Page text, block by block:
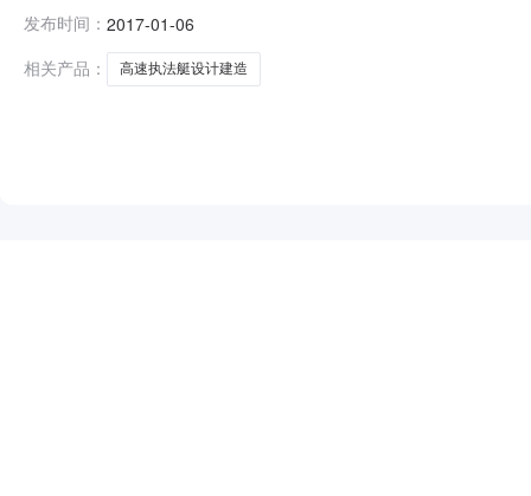
审委员会负责人：陈建国2.评审委员会成员：王少华、
联系人蔡
发布时间： 2017-01-06
相关产品：
高速执法艇设计建造